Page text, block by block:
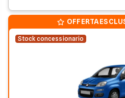
OFFERTA
Stock concessionario